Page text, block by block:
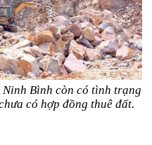
Bình còn có tình trạng
có hợp đồng thuê đất.